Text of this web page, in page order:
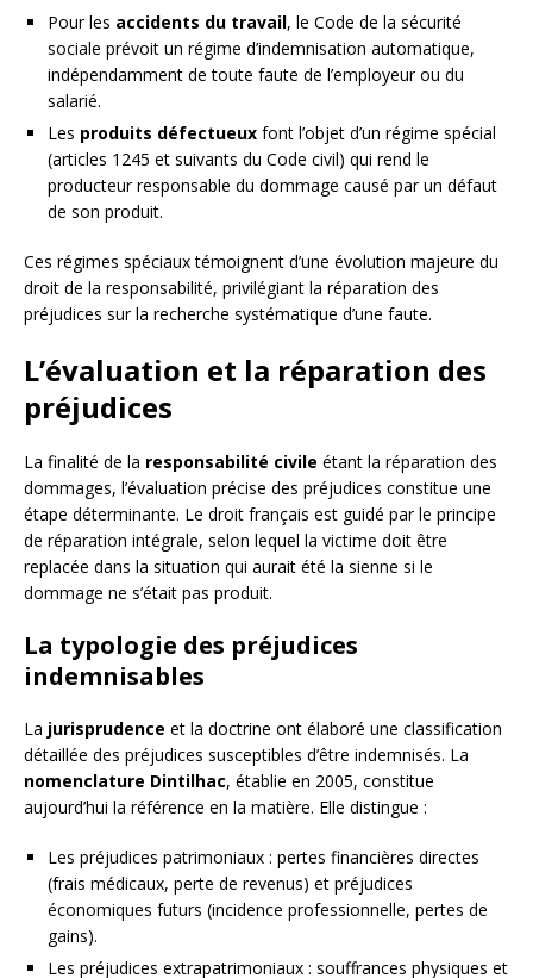
Pour les accidents du travail, le Code de la sécurité
sociale prévoit un régime d’indemnisation automatique,
indépendamment de toute faute de l’employeur ou du
salarié.
Les produits défectueux font l’objet d’un régime spécial
(articles 1245 et suivants du Code civil) qui rend le
producteur responsable du dommage causé par un défaut
de son produit.
Ces régimes spéciaux témoignent d’une évolution majeure du
droit de la responsabilité, privilégiant la réparation des
préjudices sur la recherche systématique d’une faute.
L’évaluation et la réparation des
préjudices
La finalité de la responsabilité civile étant la réparation des
dommages, l’évaluation précise des préjudices constitue une
étape déterminante. Le droit français est guidé par le principe
de réparation intégrale, selon lequel la victime doit être
replacée dans la situation qui aurait été la sienne si le
dommage ne s’était pas produit.
La typologie des préjudices
indemnisables
La jurisprudence et la doctrine ont élaboré une classification
détaillée des préjudices susceptibles d’être indemnisés. La
nomenclature Dintilhac, établie en 2005, constitue
aujourd’hui la référence en la matière. Elle distingue :
Les préjudices patrimoniaux : pertes financières directes
(frais médicaux, perte de revenus) et préjudices
économiques futurs (incidence professionnelle, pertes de
gains).
Les préjudices extrapatrimoniaux : souffrances physiques et